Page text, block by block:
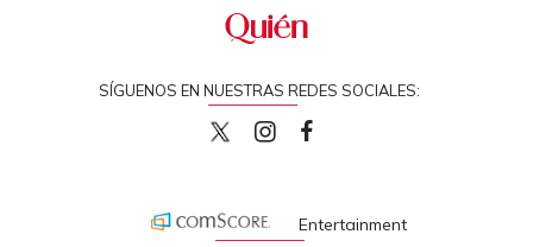
SÍGUENOS EN NUESTRAS REDES SOCIALES:
quiencom
Entertainment